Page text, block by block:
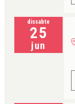
dissabte
25
jun